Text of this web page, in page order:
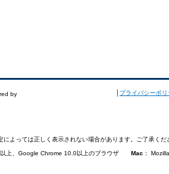
by
プライバシーポリ
よっては正しく表示されない場合があります。ご了承くだ
以上、Google Chrome 10.0以上のブラウザ Mac ：